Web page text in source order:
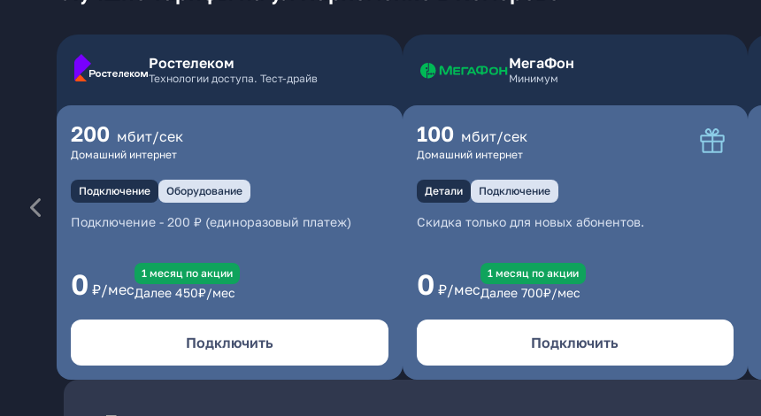
Ростелеком
Технологии доступа. Тест-драйв
200 мбит/сек
Домашний интернет
Подключение Оборудование
Подключение - 200 ₽ (единоразовый платеж)
0 ₽/мес
1 месяц по акции
Далее 450₽/мес
Подключить
МегаФон
Минимум
100 мбит/сек
Домашний интернет
Детали Подключение
Скидка только для новых абонентов.
0 ₽/мес
1 месяц по акции
Далее 700₽/мес
Подключить